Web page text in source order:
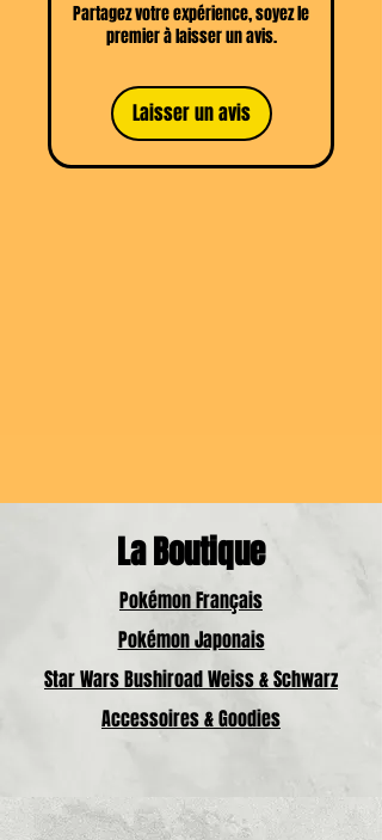
Partagez votre expérience, soyez le
premier à laisser un avis.
Laisser un avis
La Boutique
Pokémon Français
Pokémon Japonais
Star Wars Bushiroad Weiss & Schwarz
Accessoires & Goodies